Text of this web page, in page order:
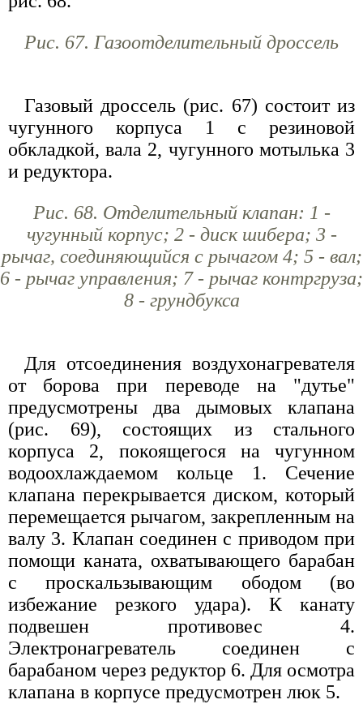
Рис. 67. Газоотделительный дроссель
Газовый дроссель (рис. 67) состоит из
чугунного корпуса 1 с резиновой
обкладкой, вала 2, чугунного мотылька 3
и редуктора.
Рис. 68. Отделительный клапан: 1 -
чугунный корпус; 2 - диск шибера; 3 -
рычаг, соединяющийся с рычагом 4; 5 - вал;
6 - рычаг управления; 7 - рычаг контргруза;
8 - грундбукса
Для отсоединения воздухонагревателя
от борова при переводе на "дутье"
предусмотрены два дымовых клапана
(рис. 69), состоящих из стального
корпуса 2, покоящегося на чугунном
водоохлаждаемом кольце 1. Сечение
клапана перекрывается диском, который
перемещается рычагом, закрепленным на
валу 3. Клапан соединен с приводом при
помощи каната, охватывающего барабан
с проскальзывающим ободом (во
избежание резкого удара). К канату
подвешен противовес 4.
Электронагреватель соединен с
барабаном через редуктор 6. Для осмотра
клапана в корпусе предусмотрен люк 5.